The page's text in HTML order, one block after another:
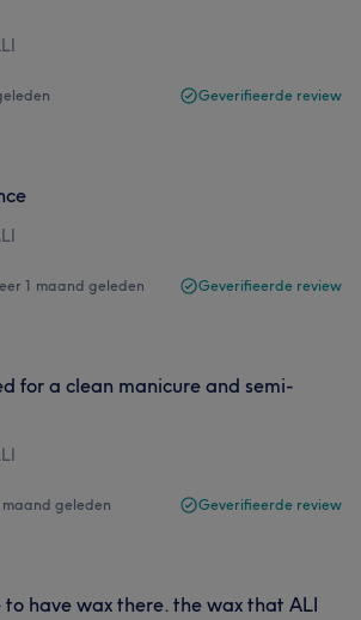
Geverifieerde review
1 maand geleden Geverifieerde review
for a clean manicure and semi-
geleden Geverifieerde review
have wax there. the wax that ALI